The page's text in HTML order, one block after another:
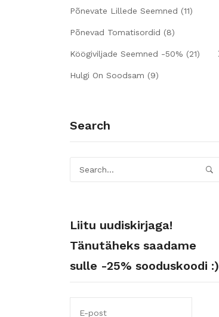
Põnevate Lillede Seemned (11)
Põnevad Tomatisordid (8)
Köögiviljade Seemned -50% (21)
Hulgi On Soodsam (9)
Search
Liitu uudiskirjaga!
Tänutäheks saadame
sulle -25% sooduskoodi :)